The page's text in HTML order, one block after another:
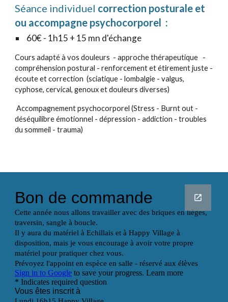
Séance individuel correction posturale et
ou accompagne psychocorporel :
60€ - 1h15 + 15 mn d'échange
Cours adapté à vos douleurs - approche thérapeutique -
compréhension postural - renforcement et étirement juste -
écoute et correction (sciatique - lombalgie - valgus,
cyphose, cervical, genoux et douleurs diverses)
Accompagnement psychocorporel (Stress - Burnt out -
déséquilibre émotionnel - dépression - addiction - troubles
du sommeil - trauma)